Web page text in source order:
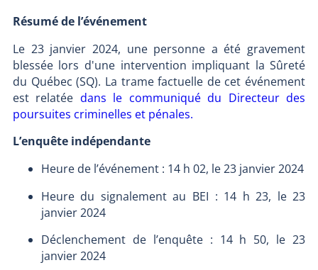
Résumé de l’événement
Le 23 janvier 2024, une personne a été gravement
blessée lors d'une intervention impliquant la Sûreté
du Québec (SQ). La trame factuelle de cet événement
est relatée dans le communiqué du Directeur des
poursuites criminelles et pénales.
L’enquête indépendante
Heure de l’événement : 14 h 02, le23 janvier 2024
Heure du signalement au BEI : 14 h 23, le 23
janvier 2024
Déclenchement de l’enquête : 14 h 50, le 23
janvier 2024